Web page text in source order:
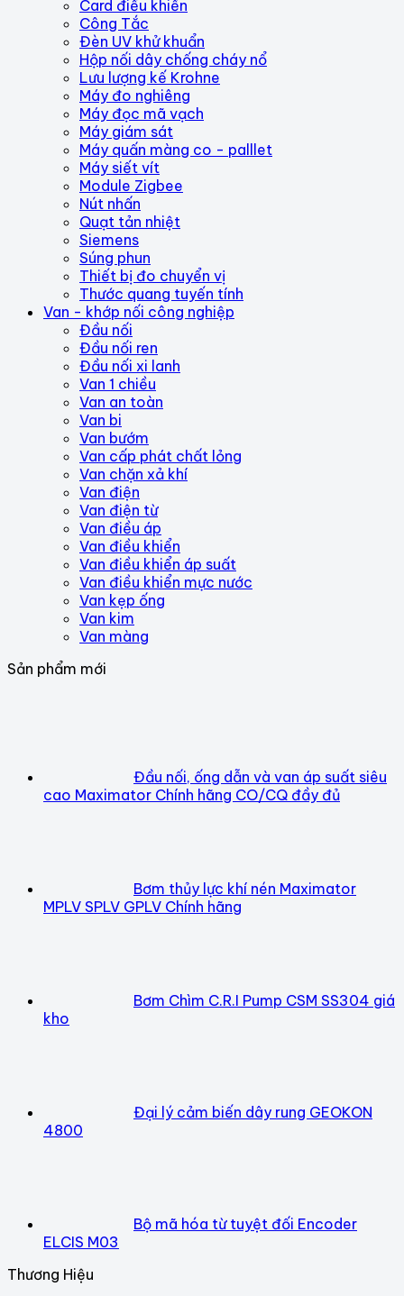
Card điều khiển
Công Tắc
Đèn UV khử khuẩn
Hộp nối dây chống cháy nổ
Lưu lượng kế Krohne
Máy đo nghiêng
Máy đọc mã vạch
Máy giám sát
Máy quấn màng co - palllet
Máy siết vít
Module Zigbee
Nút nhấn
Quạt tản nhiệt
Siemens
Súng phun
Thiết bị đo chuyển vị
Thước quang tuyến tính
Van - khớp nối công nghiệp
Đầu nối
Đầu nối ren
Đầu nối xi lanh
Van 1 chiều
Van an toàn
Van bi
Van bướm
Van cấp phát chất lỏng
Van chặn xả khí
Van điện
Van điện từ
Van điều áp
Van điều khiển
Van điều khiển áp suất
Van điều khiển mực nước
Van kẹp ống
Van kim
Van màng
Sản phẩm mới
Đầu nối, ống dẫn và van áp suất siêu
cao Maximator Chính hãng CO/CQ đầy đủ
Bơm thủy lực khí nén Maximator
MPLV SPLV GPLV Chính hãng
Bơm Chìm C.R.I Pump CSM SS304 giá
kho
Đại lý cảm biến dây rung GEOKON
4800
Bộ mã hóa từ tuyệt đối Encoder
ELCIS M03
Thương Hiệu